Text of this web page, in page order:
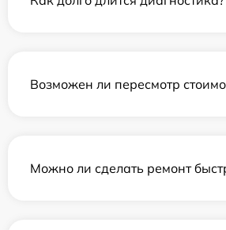
Возможен ли пересмотр
Можно ли сделать ремонт